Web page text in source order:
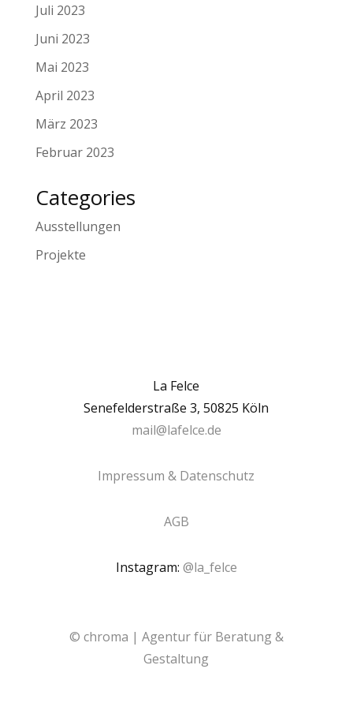
Juli 2023
Juni 2023
Mai 2023
April 2023
März 2023
Februar 2023
Categories
Ausstellungen
Projekte
La Felce
Senefelderstraße 3, 50825 Köln
mail@lafelce.de
Impressum & Datenschutz
AGB
Instagram: @la_felce
© chroma | Agentur für Beratung &
Gestaltung